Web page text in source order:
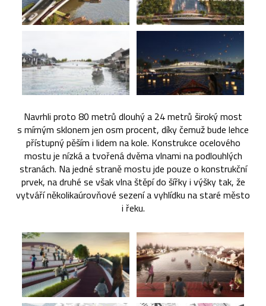
Navrhli proto 80 metrů dlouhý a 24 metrů široký most
s mírným sklonem jen osm procent, díky čemuž bude lehce
přístupný pěším i lidem na kole. Konstrukce ocelového
mostu je nízká a tvořená dvěma vlnami na podlouhlých
stranách. Na jedné straně mostu jde pouze o konstrukční
prvek, na druhé se však vlna štěpí do šířky i výšky tak, že
vytváří několikaúrovňové sezení a vyhlídku na staré město
i řeku.